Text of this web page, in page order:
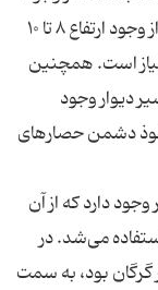
۶ متر آن مطمئن هستیم؛ ولی برای اطمینان از وجود ارتفاع ۸ تا ۱۰
است. همچنین
دیوار وجود
دشمن حصارهای
خندقی به طول ۲۰۰ و عرض ۳۰ متر وجود دارد كه از آن
می‌شد. در
گرگان بود، به سمت